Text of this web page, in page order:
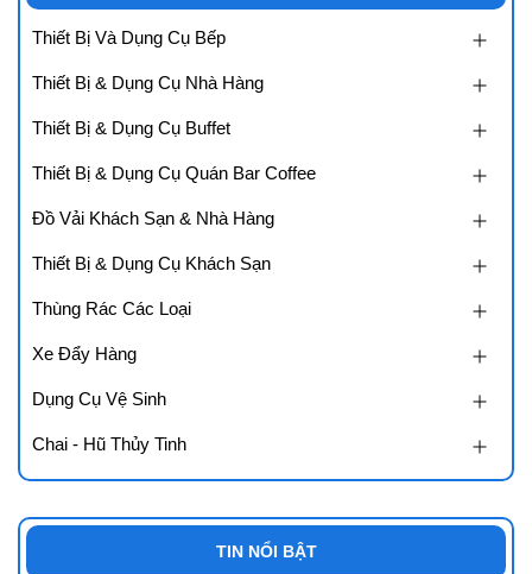
Thiết Bị Và Dụng Cụ Bếp
Thiết Bị & Dụng Cụ Nhà Hàng
Thiết Bị & Dụng Cụ Buffet
Thiết Bị & Dụng Cụ Quán Bar Coffee
Đồ Vải Khách Sạn & Nhà Hàng
Thiết Bị & Dụng Cụ Khách Sạn
Thùng Rác Các Loại
Xe Đẩy Hàng
Dụng Cụ Vệ Sinh
Chai - Hũ Thủy Tinh
TIN NỔI BẬT